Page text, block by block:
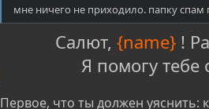
мне ничего не приходило. папку спам
Салют, {name}!
Я помогу
Первое, что ты должен уяснить: